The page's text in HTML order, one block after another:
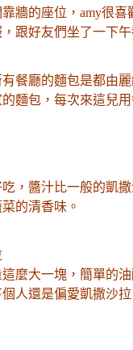
牆的座位，amy很
跟好友們坐了一下午
有餐廳的麵包是都由
麵包，每次來這兒
，醬汁比一般的凱
的清香味。
麼大一塊，簡單的
人還是偏愛凱撒沙拉